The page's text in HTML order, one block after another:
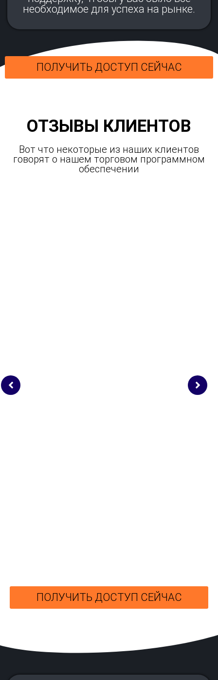
необходимое для успеха на рынке.
ПОЛУЧИТЬ ДОСТУП СЕЙЧАС
ОТЗЫВЫ КЛИЕНТОВ
Вот что некоторые из наших клиентов
говорят о нашем торговом программном
обеспечении
ПОЛУЧИТЬ ДОСТУП СЕЙЧАС